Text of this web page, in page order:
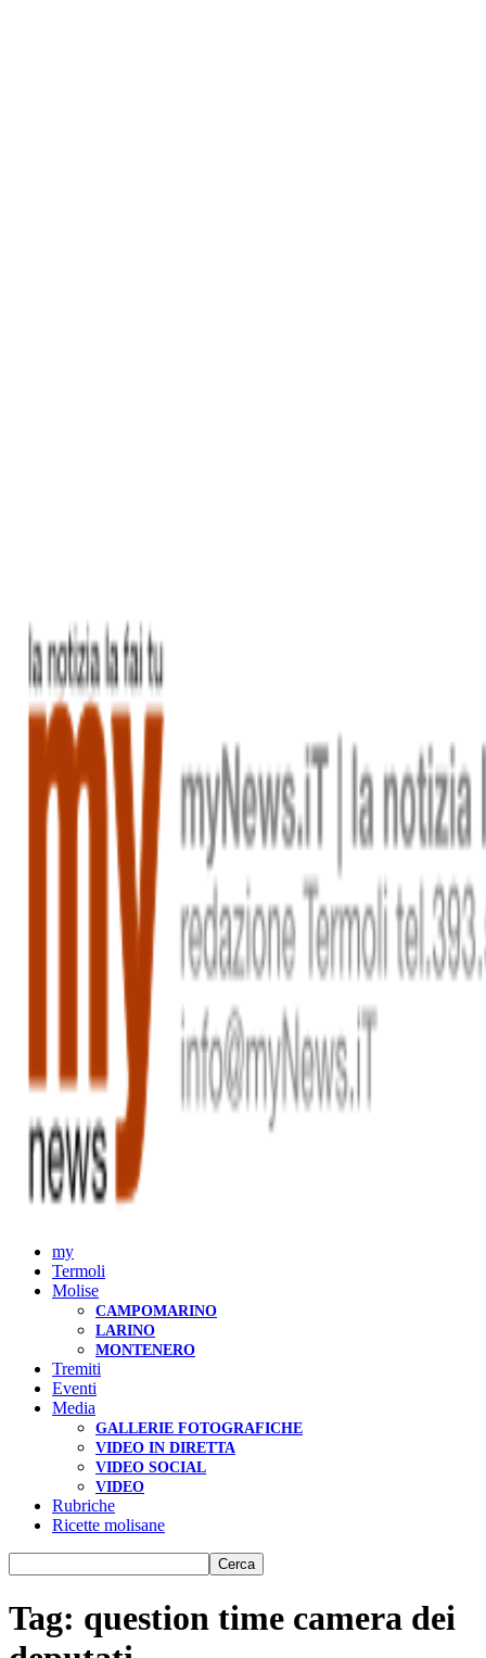
my
Termoli
Molise
CAMPOMARINO
LARINO
MONTENERO
Tremiti
Eventi
Media
GALLERIE FOTOGRAFICHE
VIDEO IN DIRETTA
VIDEO SOCIAL
VIDEO
Rubriche
Ricette molisane
Tag: question time camera dei